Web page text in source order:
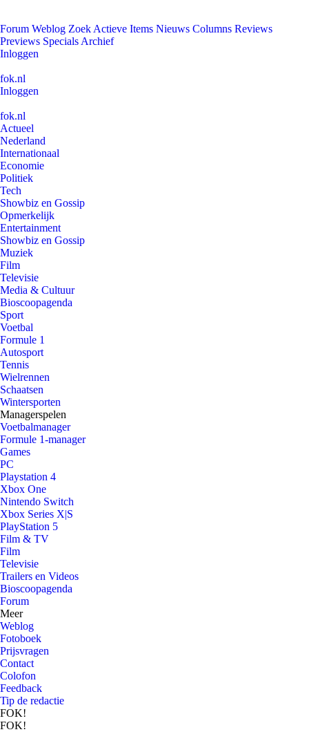
Forum Weblog Zoek Actieve Items Nieuws Columns Reviews
Previews Specials Archief
Inloggen
fok.nl
Inloggen
fok.nl
Actueel
Nederland
Internationaal
Economie
Politiek
Tech
Showbiz en Gossip
Opmerkelijk
Entertainment
Showbiz en Gossip
Muziek
Film
Televisie
Media & Cultuur
Bioscoopagenda
Sport
Voetbal
Formule 1
Autosport
Tennis
Wielrennen
Schaatsen
Wintersporten
Managerspelen
Voetbalmanager
Formule 1-manager
Games
PC
Playstation 4
Xbox One
Nintendo Switch
Xbox Series X|S
PlayStation 5
Film & TV
Film
Televisie
Trailers en Videos
Bioscoopagenda
Forum
Meer
Weblog
Fotoboek
Prijsvragen
Contact
Colofon
Feedback
Tip de redactie
FOK!
FOK!